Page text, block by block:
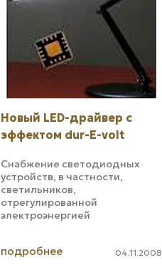
Новый LED-драйвер с
эффектом dur-E-volt
Снабжение светодиодных
устройств, в частности,
светильников,
отрегулированной
электроэнергией
электропитания. Помимо
подробнее 04.11.2008